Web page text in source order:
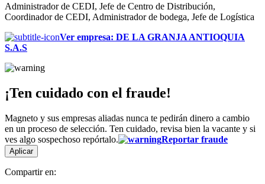
Administrador de CEDI, Jefe de Centro de Distribución,
Coordinador de CEDI, Administrador de bodega, Jefe de Logística
Ver empresa: DE LA GRANJA ANTIOQUIA
S.A.S
¡Ten cuidado con el fraude!
Magneto y sus empresas aliadas nunca te pedirán dinero a cambio
en un proceso de selección. Ten cuidado, revisa bien la vacante y si
ves algo sospechoso repórtalo.
Reportar fraude
Aplicar
Compartir en: